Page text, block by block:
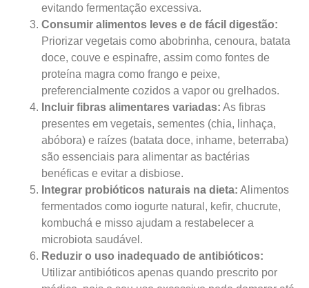
evitando fermentação excessiva.
Consumir alimentos leves e de fácil digestão:
Priorizar vegetais como abobrinha, cenoura, batata
doce, couve e espinafre, assim como fontes de
proteína magra como frango e peixe,
preferencialmente cozidos a vapor ou grelhados.
Incluir fibras alimentares variadas: As fibras
presentes em vegetais, sementes (chia, linhaça,
abóbora) e raízes (batata doce, inhame, beterraba)
são essenciais para alimentar as bactérias
benéficas e evitar a disbiose.
Integrar probióticos naturais na dieta: Alimentos
fermentados como iogurte natural, kefir, chucrute,
kombuchá e misso ajudam a restabelecer a
microbiota saudável.
Reduzir o uso inadequado de antibióticos:
Utilizar antibióticos apenas quando prescrito por